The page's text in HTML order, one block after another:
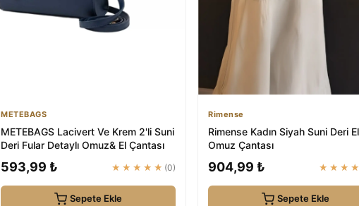
METEBAGS
METEBAGS Lacivert Ve Krem 2'li Suni
Deri Fular Detaylı Omuz& El Çantası
593,99 ₺ ★★★★★ (0)
Sepete Ekle
Rimense
Rimense Kadın Siyah Suni Deri
Omuz Çantası
904,99 ₺
Sepete Ekle